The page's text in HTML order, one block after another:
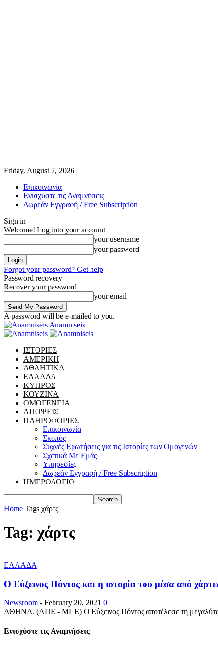
Friday, August 7, 2026
Επικοινωνία
Ενισχύστε τις Αναμνήσεις
Δωρεάν Εγγραφή / Free Subscription
Sign in
Welcome! Log into your account
your username
your password
Forgot your password? Get help
Password recovery
Recover your password
your email
A password will be e-mailed to you.
Anamniseis
ΙΣΤΟΡΙΕΣ
ΑΜΕΡΙΚΗ
ΑΘΛΗΤΙΚΑ
ΕΛΛΑΔΑ
ΚΥΠΡΟΣ
ΚΟΥΖΙΝΑ
ΟΜΟΓΕΝΕΙΑ
ΑΠΟΨΕΙΣ
ΠΛΗΡΟΦΟΡΙΕΣ
Επικοινωνία
Σκοπός
Συχνές Ερωτήσεις για τις Ιστορίες των Ομογενών
Σχετικά Με Εμάς
Υπηρεσίες
Δωρεάν Εγγραφή / Free Subscription
ΗΜΕΡΟΛΟΓΙΟ
Home Tags χάρτς
Tag: χάρτς
ΕΛΛΑΔΑ
Ο Εύξεινος Πόντος και η ιστορία του μέσα από
Newsroom - February 20, 2021 0
ΑΘΗΝΑ. (ΑΠΕ - ΜΠΕ) Ο Εύξεινος Πόντος αποτέλεσε τη
Ενισχύστε τις Αναμνήσεις